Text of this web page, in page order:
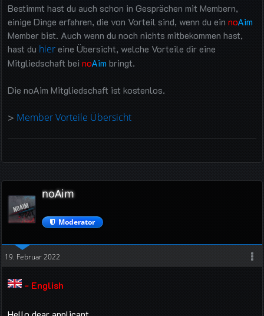
Bestimmt hast du auch schon in Gesprächen mit Membern,
einige Dinge erfahren, die von Vorteil sind, wenn du ein noAim
Member bist. Auch wenn du noch nichts mitbekommen hast,
hast du hiereine Übersicht, welche Vorteile dir eine
Mitgliedschaft bei noAim bringt.
Die noAim Mitgliedschaft ist kostenlos.
> Member Vorteile Übersicht
noAim
Moderator
19. Februar 2022
- English